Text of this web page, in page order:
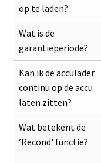
op te laden?
Wat is de
garantieperiode?
Kan ik de acculader
continu op de accu
laten zitten?
Wat betekent de
‘Recond' functie?